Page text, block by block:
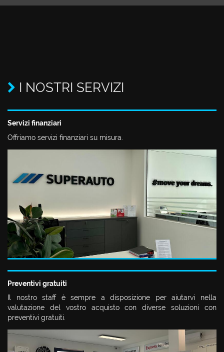
I NOSTRI SERVIZI
Servizi finanziari
Offriamo servizi finanziari su misura.
Preventivi gratuiti
Il nostro staff è sempre a disposizione per aiutarvi nella
valutazione del vostro acquisto con diverse soluzioni con
preventivi gratuiti.